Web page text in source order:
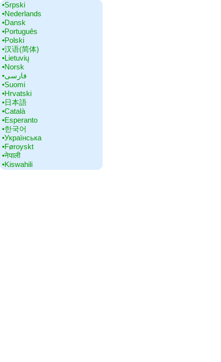
•‎Srpski
•‎Nederlands
•‎Dansk
•‎Português
•‎Polski
•‎汉语(简体)
•‎Lietuvių
•‎Norsk
•‎فارسی
•‎Suomi
•‎Hrvatski
•‎日本語
•‎Català
•‎Esperanto
•‎한국어
•‎Українська
•‎Føroyskt
•‎नेपाली
•‎Kiswahili